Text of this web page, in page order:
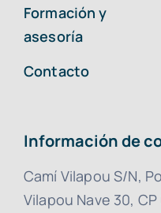
Formación y
asesoría
Contacto
Información de
Camí Vilapou S/N,
Vilapou Nave 30,